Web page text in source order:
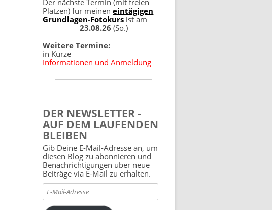
Plätzen) für meineneintägigen
Grundlagen-Fotokurs ist am
23.08.26 (So.)
Weitere Termine:
in Kürze
Informationen und Anmeldung
DER NEWSLETTER -
AUF DEM LAUFENDEN
BLEIBEN
Gib Deine E-Mail-Adresse an, um
diesen Blog zu abonnieren und
Benachrichtigungen über neue
Beiträge via E-Mail zu erhalten.
E-
Mail-
Adresse